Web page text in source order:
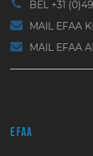
BEL +31
MAIL EFAA
MAIL EFAA
EFAA